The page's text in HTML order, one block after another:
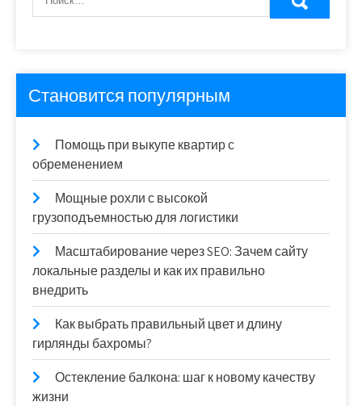
Становится популярным
Помощь при выкупе квартир с
обременением
Мощные рохли с высокой
грузоподъемностью для логистики
Масштабирование через SEO: Зачем сайту
локальные разделы и как их правильно
внедрить
Как выбрать правильный цвет и длину
гирлянды бахромы?
Остекление балкона: шаг к новому качеству
жизни